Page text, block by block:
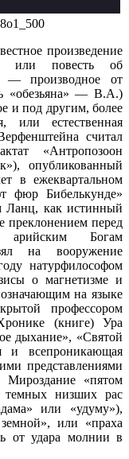
произведение
или повесть об
— производное от
«обезьяна» — В.А.)
и под другим, более
или естественная
считал
«Антропозоон
опубликованный
в ежеквартальном
фюр Бибелькунде»
Ланц, как истинный
преклонением перед
арийским Богам
на вооружение
натурфилософом
о магнетизме и
на языке
профессором
(книге) Ура
дыхание», «Святой
и всепроникающая
представлениями
«пятом
темных низших рас
или «удуму»),
или «праха
от удара молнии в